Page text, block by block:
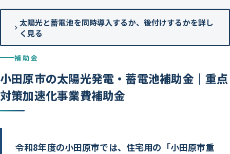
太陽光と蓄電池を同時導入するか、後付けするかを詳し
く見る
補助金
小田原市の太陽光発電・蓄電池補助金｜重点
対策加速化事業費補助金
令和8年度の小田原市では、住宅用の「小田原市重